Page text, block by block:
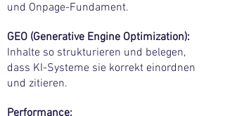
und Onpage-Fundament.
GEO (Generative Engine Optimization):
Inhalte so strukturieren und belegen,
dass KI-Systeme sie korrekt einordnen
und zitieren.
Performance: